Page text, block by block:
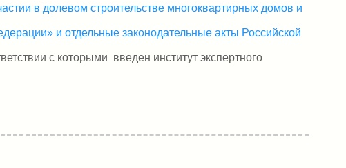
в долевом строительстве многоквартирных домов и
и отдельные законодательные акты Российской
с которыми введен институт экспертного